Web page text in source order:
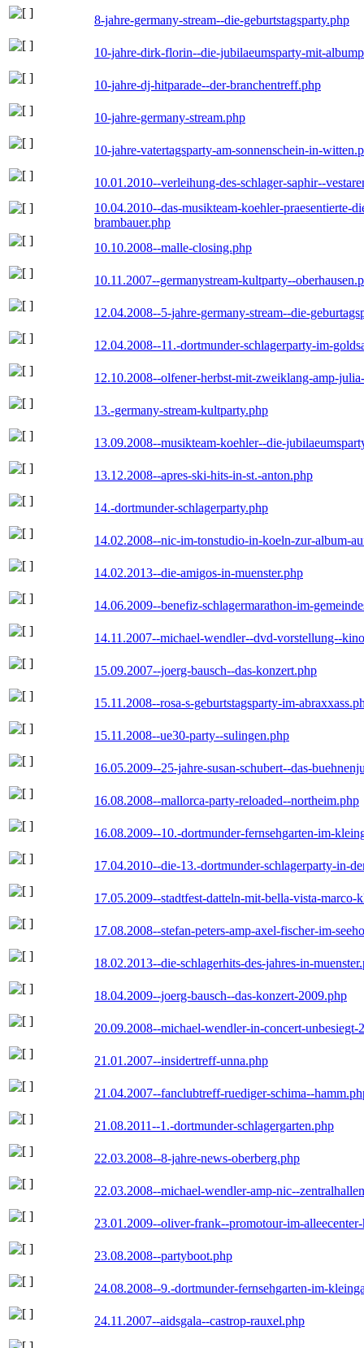
8-jahre-germany-stream--die-geburtstagsparty.php
10-jahre-dirk-florin--die-jubilaeumsparty-mit-
10-jahre-dj-hitparade--der-branchentreff.php
10-jahre-germany-stream.php
10-jahre-vatertagsparty-am-sonnenschein-in-
10.01.2010--verleihung-des-schlager-saphir--
10.04.2010--das-musikteam-koehler-praesentierte-
brambauer.php
10.10.2008--malle-closing.php
10.11.2007--germanystream-kultparty--
12.04.2008--5-jahre-germany-stream--die-
12.04.2008--11.-dortmunder-schlagerparty-im-
12.10.2008--olfener-herbst-mit-zweiklang-amp-
13.-germany-stream-kultparty.php
13.09.2008--musikteam-koehler--die-
13.12.2008--apres-ski-hits-in-st.-anton.php
14.-dortmunder-schlagerparty.php
14.02.2008--nic-im-tonstudio-in-koeln-zur-album-
14.02.2013--die-amigos-in-muenster.php
14.06.2009--benefiz-schlagermarathon-im-
14.11.2007--michael-wendler--dvd-vorstellung--
15.09.2007--joerg-bausch--das-konzert.php
15.11.2008--rosa-s-geburtstagsparty-im-
15.11.2008--ue30-party--sulingen.php
16.05.2009--25-jahre-susan-schubert--das-
16.08.2008--mallorca-party-reloaded--northeim.php
16.08.2009--10.-dortmunder-fernsehgarten-im-
17.04.2010--die-13.-dortmunder-schlagerparty-in-
17.05.2009--stadtfest-datteln-mit-bella-vista-marco-
17.08.2008--stefan-peters-amp-axel-fischer-im-
18.02.2013--die-schlagerhits-des-jahres-in-
18.04.2009--joerg-bausch--das-konzert-2009.php
20.09.2008--michael-wendler-in-concert-unbesiegt-
21.01.2007--insidertreff-unna.php
21.04.2007--fanclubtreff-ruediger-schima--
21.08.2011--1.-dortmunder-schlagergarten.php
22.03.2008--8-jahre-news-oberberg.php
22.03.2008--michael-wendler-amp-nic--
23.01.2009--oliver-frank--promotour-im-
23.08.2008--partyboot.php
24.08.2008--9.-dortmunder-fernsehgarten-im-
24.11.2007--aidsgala--castrop-rauxel.php